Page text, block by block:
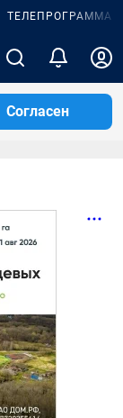
ТЕЛЕПРОГРАММА
Согласен